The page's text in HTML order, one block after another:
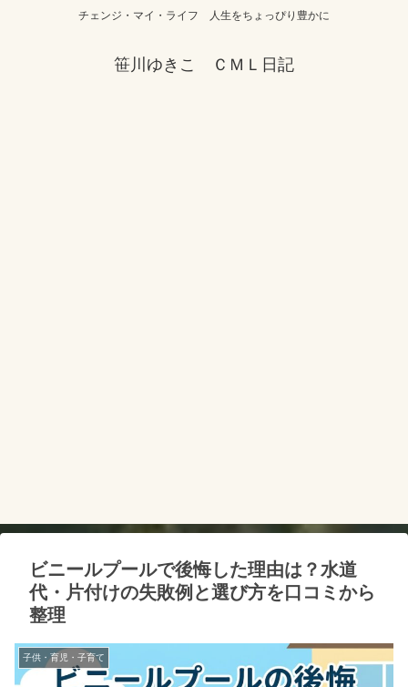
チェンジ・マイ・ライフ 人生をちょっぴり豊かに
笹川ゆきこ ＣＭＬ日記
ビニールプールで後悔した理由は？水道
代・片付けの失敗例と選び方を口コミから
整理
子供・育児・子育て